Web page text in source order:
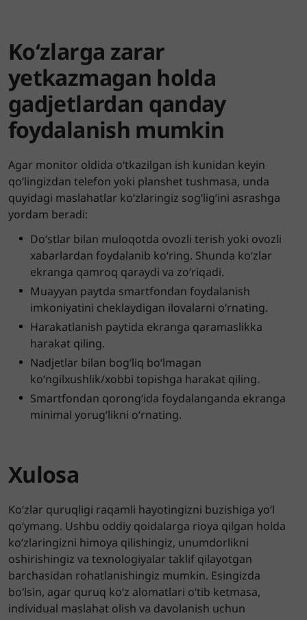
Ko‘zlarga zarar
yetkazmagan holda
gadjetlardan qanday
foydalanish mumkin
Agar monitor oldida o‘tkazilgan ish kunidan keyin
qo‘lingizdan telefon yoki planshet tushmasa, unda
quyidagi maslahatlar ko‘zlaringiz sog‘lig‘ini asrashga
yordam beradi:
Do‘stlar bilan muloqotda ovozli terish yoki ovozli
xabarlardan foydalanib ko‘ring. Shunda ko‘zlar
ekranga qamroq qaraydi va zo‘riqadi.
Muayyan paytda smartfondan foydalanish
imkoniyatini cheklaydigan ilovalarni o‘rnating.
Harakatlanish paytida ekranga qaramaslikka
harakat qiling.
Nadjetlar bilan bog‘liq bo‘lmagan
ko‘ngilxushlik/xobbi topishga harakat qiling.
Smartfondan qorong‘ida foydalanganda ekranga
minimal yorug‘likni o‘rnating.
Xulosa
Ko‘zlar quruqligi raqamli hayotingizni buzishiga yo‘l
qo‘ymang. Ushbu oddiy qoidalarga rioya qilgan holda
ko‘zlaringizni himoya qilishingiz, unumdorlikni
oshirishingiz va texnologiyalar taklif qilayotgan
barchasidan rohatlanishingiz mumkin. Esingizda
bo‘lsin, agar quruq ko‘z alomatlari o‘tib ketmasa,
individual maslahat olish va davolanish uchun